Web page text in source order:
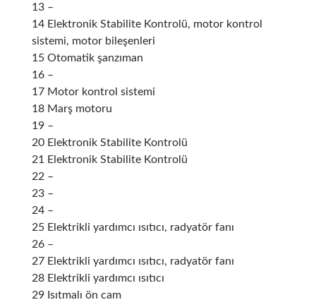
13 –
14 Elektronik Stabilite Kontrolü, motor kontrol
sistemi, motor bileşenleri
15 Otomatik şanzıman
16 –
17 Motor kontrol sistemi
18 Marş motoru
19 –
20 Elektronik Stabilite Kontrolü
21
Elektronik Stabilite Kontrolü
22 –
23 –
24 –
25 Elektrikli yardımcı ısıtıcı, radyatör fanı
26 –
27 Elektrikli yardımcı ısıtıcı, radyatör fanı
28 Elektrikli yardımcı ısıtıcı
29 Isıtmalı ön cam